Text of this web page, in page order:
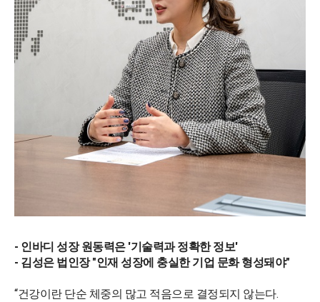
- 인바디 성장 원동력은 '기술력과 정확한 정보'
- 김성은 법인장 "인재 성장에 충실한 기업 문화 형성돼야"
“건강이란 단순 체중의 많고 적음으로 결정되지 않는다.